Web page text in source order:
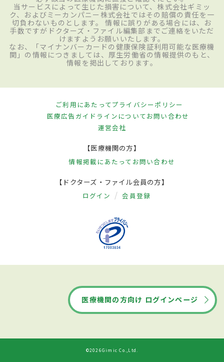
当サービスによって生じた損害について、株式会社ギミッ
ク、およびミーカンパニー株式会社ではその賠償の責任を一
切負わないものとします。 情報に誤りがある場合には、お
手数ですがドクターズ・ファイル編集部までご連絡をいただ
けますようお願いいたします。
なお、「マイナンバーカードの健康保険証利用可能な医療機
関」の情報につきましては、厚生労働省の情報提供のもと、
情報を掲出しております。
ご利用にあたってプライバシーポリシー
医療広告ガイドラインについてお問い合わせ
運営会社
【医療機関の方】
情報掲載にあたって お問い合わせ
【ドクターズ・ファイル会員の方】
ログイン 会員登録
医療機関の方向け ログインページ
©2026Gimic Co.,Ltd.